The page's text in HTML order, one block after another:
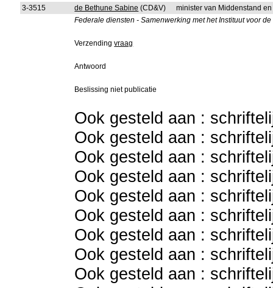
3-3515 de Bethune Sabine (CD&V)
minister van Middenstand
Federale diensten - Samenwerking met het Instituut voor
Verzendingvraag
Antwoord
Beslissing niet publicatie
Ook gesteld aan :
Ook gesteld aan :
Ook gesteld aan :
Ook gesteld aan :
Ook gesteld aan :
Ook gesteld aan :
Ook gesteld aan :
Ook gesteld aan :
Ook gesteld aan :